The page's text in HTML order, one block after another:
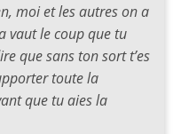
moi et les autres on a
vaut le coup que tu
que sans ton sort t’es
toute la
que tu aies la